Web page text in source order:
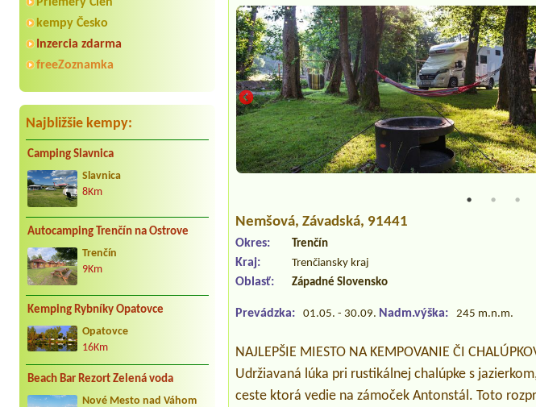
kempy Česko
Inzercia zdarma
freeZoznamka
Najbližšie kempy:
Camping Slavnica
Slavnica
8Km
Autocamping Trenčín na Ostrove
Trenčín
9Km
Kemping Rybníky Opatovce
Opatovce
16Km
Beach Bar Rezort Zelená voda
Nové Mesto nad Váhom
Nemšová, Závadská, 91441
Okres: Trenčín
Kraj: Trenčiansky kraj
Oblasť: Západné Slovensko
Prevádzka: 01.05. - 30.09. Nadm.výška: 245 m.n.m.
NAJLEPŠIE MIESTO NA KEMPOVANIE ČI
Udržiavaná lúka pri rustikálnej chalúpke s
ceste ktorá vedie na zámoček Antonstál. Toto